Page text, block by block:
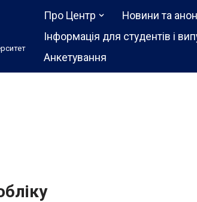
Про Центр Новини та
Інформація для студентів і
Анкетування